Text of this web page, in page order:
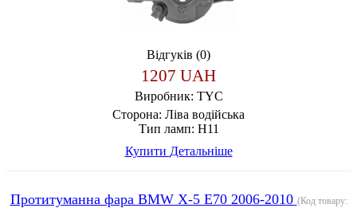
Відгуків (0)
1207 UAH
Виробник: TYC
Сторона: Ліва водійська
Тип ламп: H11
Купити Детальніше
Протитуманна фара BMW X-5 E70 2006-2010 (Код товару: